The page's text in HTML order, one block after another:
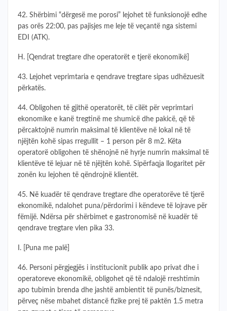
42. Shërbimi “dërgesë me porosi” lejohet të funksionojë edhe
pas orës 22:00, pas pajisjes me leje të veçantë nga sistemi
EDI (ATK).
H. [Qendrat tregtare dhe operatorët e tjerë ekonomikë]
43. Lejohet veprimtaria e qendrave tregtare sipas udhëzuesit
përkatës.
44. Obligohen të gjithë operatorët, të cilët për veprimtari
ekonomike e kanë tregtinë me shumicë dhe pakicë, që të
përcaktojnë numrin maksimal të klientëve në lokal në të
njëjtën kohë sipas rregullit – 1 person për 8 m2. Këta
operatorë obligohen të shënojnë në hyrje numrin maksimal të
klientëve të lejuar në të njëjtën kohë. Sipërfaqja llogaritet për
zonën ku lejohen të qëndrojnë klientët.
45. Në kuadër të qendrave tregtare dhe operatorëve të tjerë
ekonomikë, ndalohet puna/përdorimi i këndeve të lojrave për
fëmijë. Ndërsa për shërbimet e gastronomisë në kuadër të
qendrave tregtare vlen pika 33.
I. [Puna me palë]
46. Personi përgjegjës i institucionit publik apo privat dhe i
operatoreve ekonomikë, obligohet që të ndalojë rreshtimin
apo tubimin brenda dhe jashtë ambientit të punës/biznesit,
përveç nëse mbahet distancë fizike prej të paktën 1.5 metra